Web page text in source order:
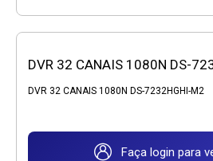
DVR 32 CANAIS 1080N DS-
DVR 32 CANAIS 1080N DS-7232HGHI-M2
Faça login para